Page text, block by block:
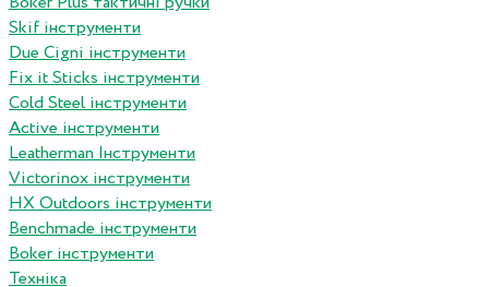
Skif інструменти
Due Cigni інструменти
Fix it Sticks інструменти
Сold Steel інструменти
Active інструменти
Leatherman Інструменти
Victorinox інструменти
HX Outdoors інструменти
Benchmade інструменти
Boker інструменти
Техніка